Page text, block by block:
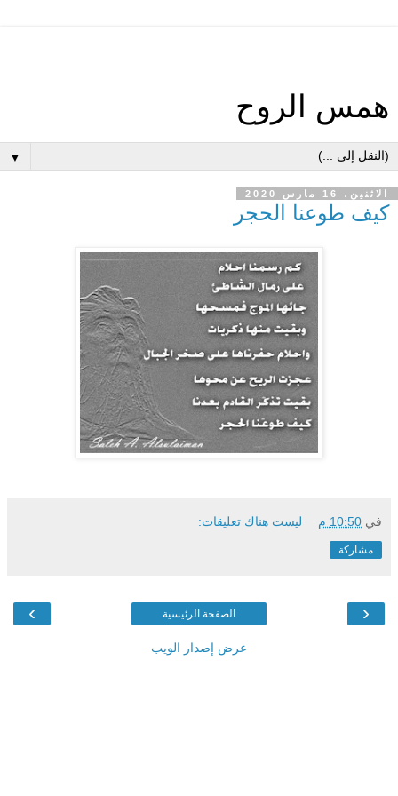
همس الروح
▼
الاثنين، 16 مارس 2020
كيف طوعنا الحجر
في 10:50 م ليست هناك تعليقات:
مشاركة
‹
› الصفحة الرئيسية
عرض إصدار الويب